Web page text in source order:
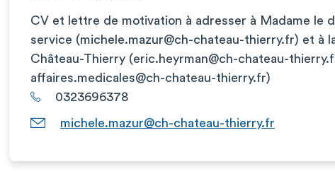
CV et lettre de motivation à adresser à Madame le
service (michele.mazur@ch-chateau-thierry.fr) et à
Château-Thierry (eric.heyrman@ch-chateau-
affaires.medicales@ch-chateau-thierry.fr)
0323696378
michele.mazur@ch-chateau-thierry.fr